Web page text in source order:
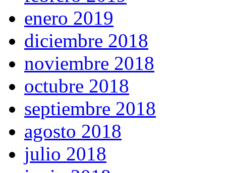
enero 2019
diciembre 2018
noviembre 2018
octubre 2018
septiembre 2018
agosto 2018
julio 2018